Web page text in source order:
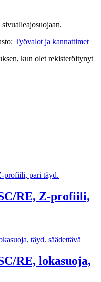
Työvalot ja kannattimet
kun olet rekisteröitynyt
RE, Z-profiili,
RE, lokasuoja,